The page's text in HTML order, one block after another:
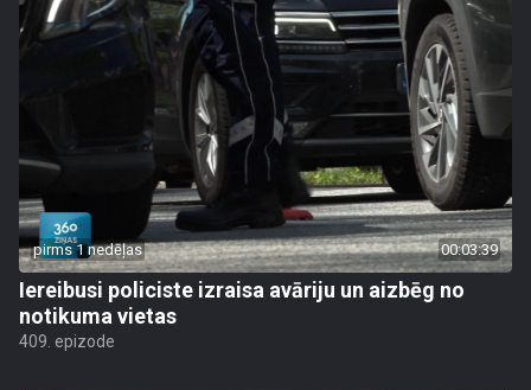
pirms 1 nedēļas 00:03:39
Iereibusi policiste izraisa avāriju un aizbēg no
notikuma vietas
409. epizode